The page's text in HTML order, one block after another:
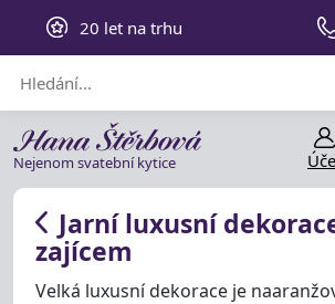
20 let na trhu
Nejenom svatební kytice
Jarní luxusní
zajícem
Velká luxusní dekorace je